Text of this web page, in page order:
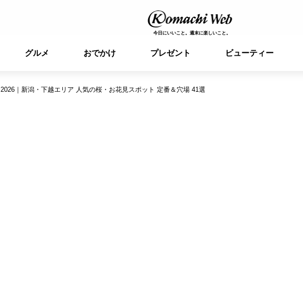
今日にいいこと。週末に楽しいこと。
グルメ おでかけ プレゼント ビューティー
2026｜新潟・下越エリア 人気の桜・お花見スポット 定番＆穴場 41選